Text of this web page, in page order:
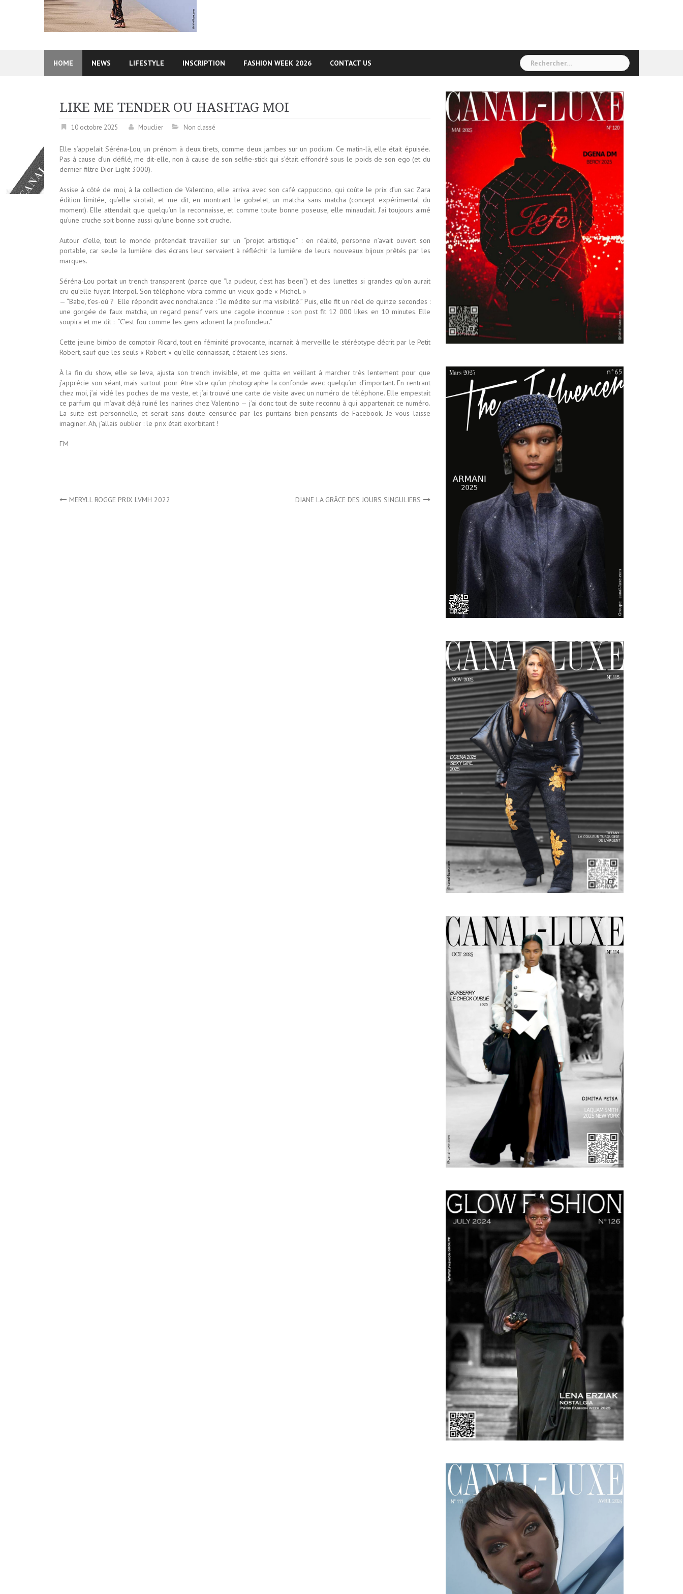
HOME NEWS LIFESTYLE INSCRIPTION FASHION WEEK 2026 CONTACT US Rechercher :
LIKE ME TENDER OU HASHTAG MOI
10 octobre 2025 Mouclier Non classé
Elle s’appelait Séréna-Lou, un prénom à deux tirets, comme deux jambes sur un podium. Ce matin-là, elle était épuisée.
Pas à cause d’un défilé, me dit-elle, non à cause de son selfie-stick qui s’était effondré sous le poids de son ego (et du
dernier filtre Dior Light 3000).
Assise à côté de moi, à la collection de Valentino, elle arriva avec son café cappuccino, qui coûte le prix d’un sac Zara
édition limitée, qu’elle sirotait, et me dit, en montrant le gobelet, un matcha sans matcha (concept expérimental du
moment). Elle attendait que quelqu’un la reconnaisse, et comme toute bonne poseuse, elle minaudait. J’ai toujours aimé
qu’une cruche soit bonne aussi qu’une bonne soit cruche.
Autour d’elle, tout le monde prétendait travailler sur un “projet artistique” : en réalité, personne n’avait ouvert son
portable, car seule la lumière des écrans leur servaient à réfléchir la lumière de leurs nouveaux bijoux prêtés par les
marques.
Séréna-Lou portait un trench transparent (parce que “la pudeur, c’est has been”) et des lunettes si grandes qu’on aurait
cru qu’elle fuyait Interpol. Son téléphone vibra comme un vieux gode « Michel. »
— “Babe, t’es-où ? Elle répondit avec nonchalance : “Je médite sur ma visibilité.” Puis, elle fit un réel de quinze secondes :
une gorgée de faux matcha, un regard pensif vers une cagole inconnue : son post fit 12 000 likes en 10 minutes. Elle
soupira et me dit : “C’est fou comme les gens adorent la profondeur.”
Cette jeune bimbo de comptoir Ricard, tout en féminité provocante, incarnait à merveille le stéréotype décrit par le Petit
Robert, sauf que les seuls « Robert » qu’elle connaissait, c’étaient les siens.
À la fin du show, elle se leva, ajusta son trench invisible, et me quitta en veillant à marcher très lentement pour que
j’apprécie son séant, mais surtout pour être sûre qu’un photographe la confonde avec quelqu’un d’important. En rentrant
chez moi, j’ai vidé les poches de ma veste, et j’ai trouvé une carte de visite avec un numéro de téléphone. Elle empestait
ce parfum qui m’avait déjà ruiné les narines chez Valentino — j’ai donc tout de suite reconnu à qui appartenait ce numéro.
La suite est personnelle, et serait sans doute censurée par les puritains bien-pensants de Facebook. Je vous laisse
imaginer. Ah, j’allais oublier : le prix était exorbitant !
FM
Navigation
MERYLL ROGGE PRIX LVMH 2022 DIANE LA GRÂCE DES JOURS SINGULIERS